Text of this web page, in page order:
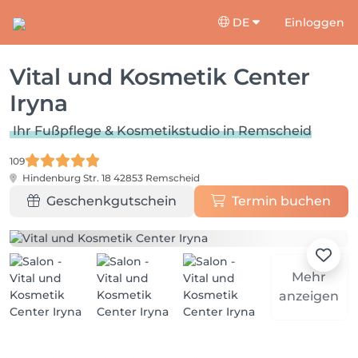
DE Einloggen
Vital und Kosmetik Center
Iryna
Ihr Fußpflege & Kosmetikstudio in Remscheid
109
Hindenburg Str. 18 42853 Remscheid
Geschenkgutschein Termin buchen
Mehr
anzeigen